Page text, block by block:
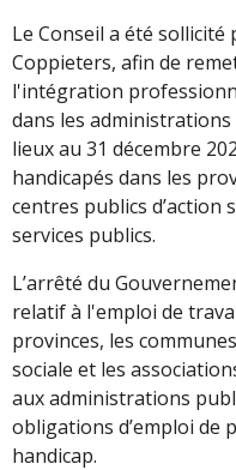
Le Conseil a été
Coppieters, afin de
l'intégration
dans les administrations
lieux au 31 décembre
handicapés dans les
centres publics d’action
services publics.
L’arrêté du
relatif à l'emploi de
provinces, les
sociale et les
aux administrations
obligations d’emploi de
handicap.